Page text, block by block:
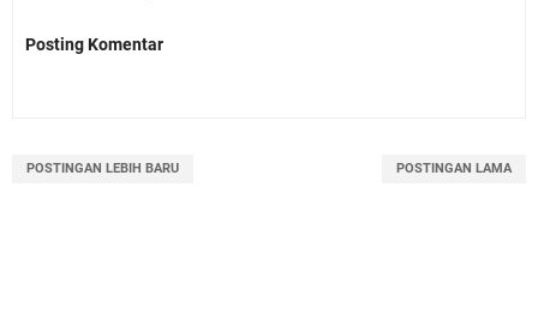
Posting Komentar
POSTINGAN LEBIH BARU POSTINGAN LAMA